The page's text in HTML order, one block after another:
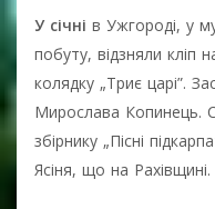
У січні в Ужгороді, у
побуту, відзняли кліп
колядку „Триє царі”.
Мирослава Копинець.
збірнику „Пісні
Ясіня, що на Рахівщині.